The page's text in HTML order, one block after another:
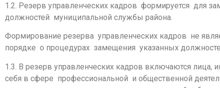
1.2. Резерв управленческих кадров формируется для
должностей муниципальной службы района.
Формирование резерва управленческих кадров не
порядке о процедурах замещения указанных
1.3. В резерв управленческих кадров включаются
себя в сфере профессиональной и общественной